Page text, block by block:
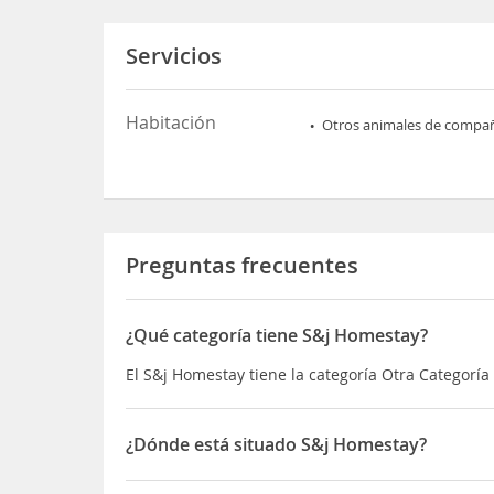
Servicios
Habitación Otros animales de
Preguntas frecuentes
¿Qué categoría tiene S&j Homestay?
El S&j Homestay tiene la categoría Otra Categoría
¿Dónde está situado S&j Homestay?
El S&j Homestay está situado en Roska Parkway,